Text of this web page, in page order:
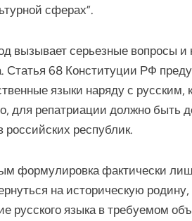
сферах”.
вызывает серьезные вопросы
Статья 68 Конституции РФ
языки наряду с
для репатриации должно быть
российских республик.
формулировка фактически
на историческую
русского языка в требуемом